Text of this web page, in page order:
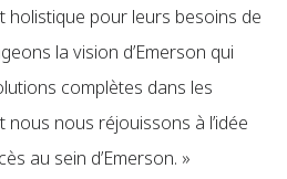
holistique pour leurs besoins de
la vision d’Emerson qui
complètes dans les
nous réjouissons à l’idée
au sein d’Emerson. »